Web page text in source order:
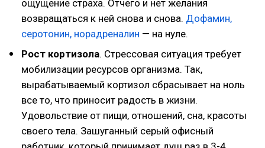
ощущение страха. Отчего и нет желания
возвращаться к ней снова и снова. Дофамин,
серотонин, норадреналин — на нуле.
Рост кортизола. Стрессовая ситуация требует
мобилизации ресурсов организма. Так,
вырабатываемый кортизол сбрасывает на ноль
все то, что приносит радость в жизни.
Удовольствие от пищи, отношений, сна, красоты
своего тела. Зашуганный серый офисный